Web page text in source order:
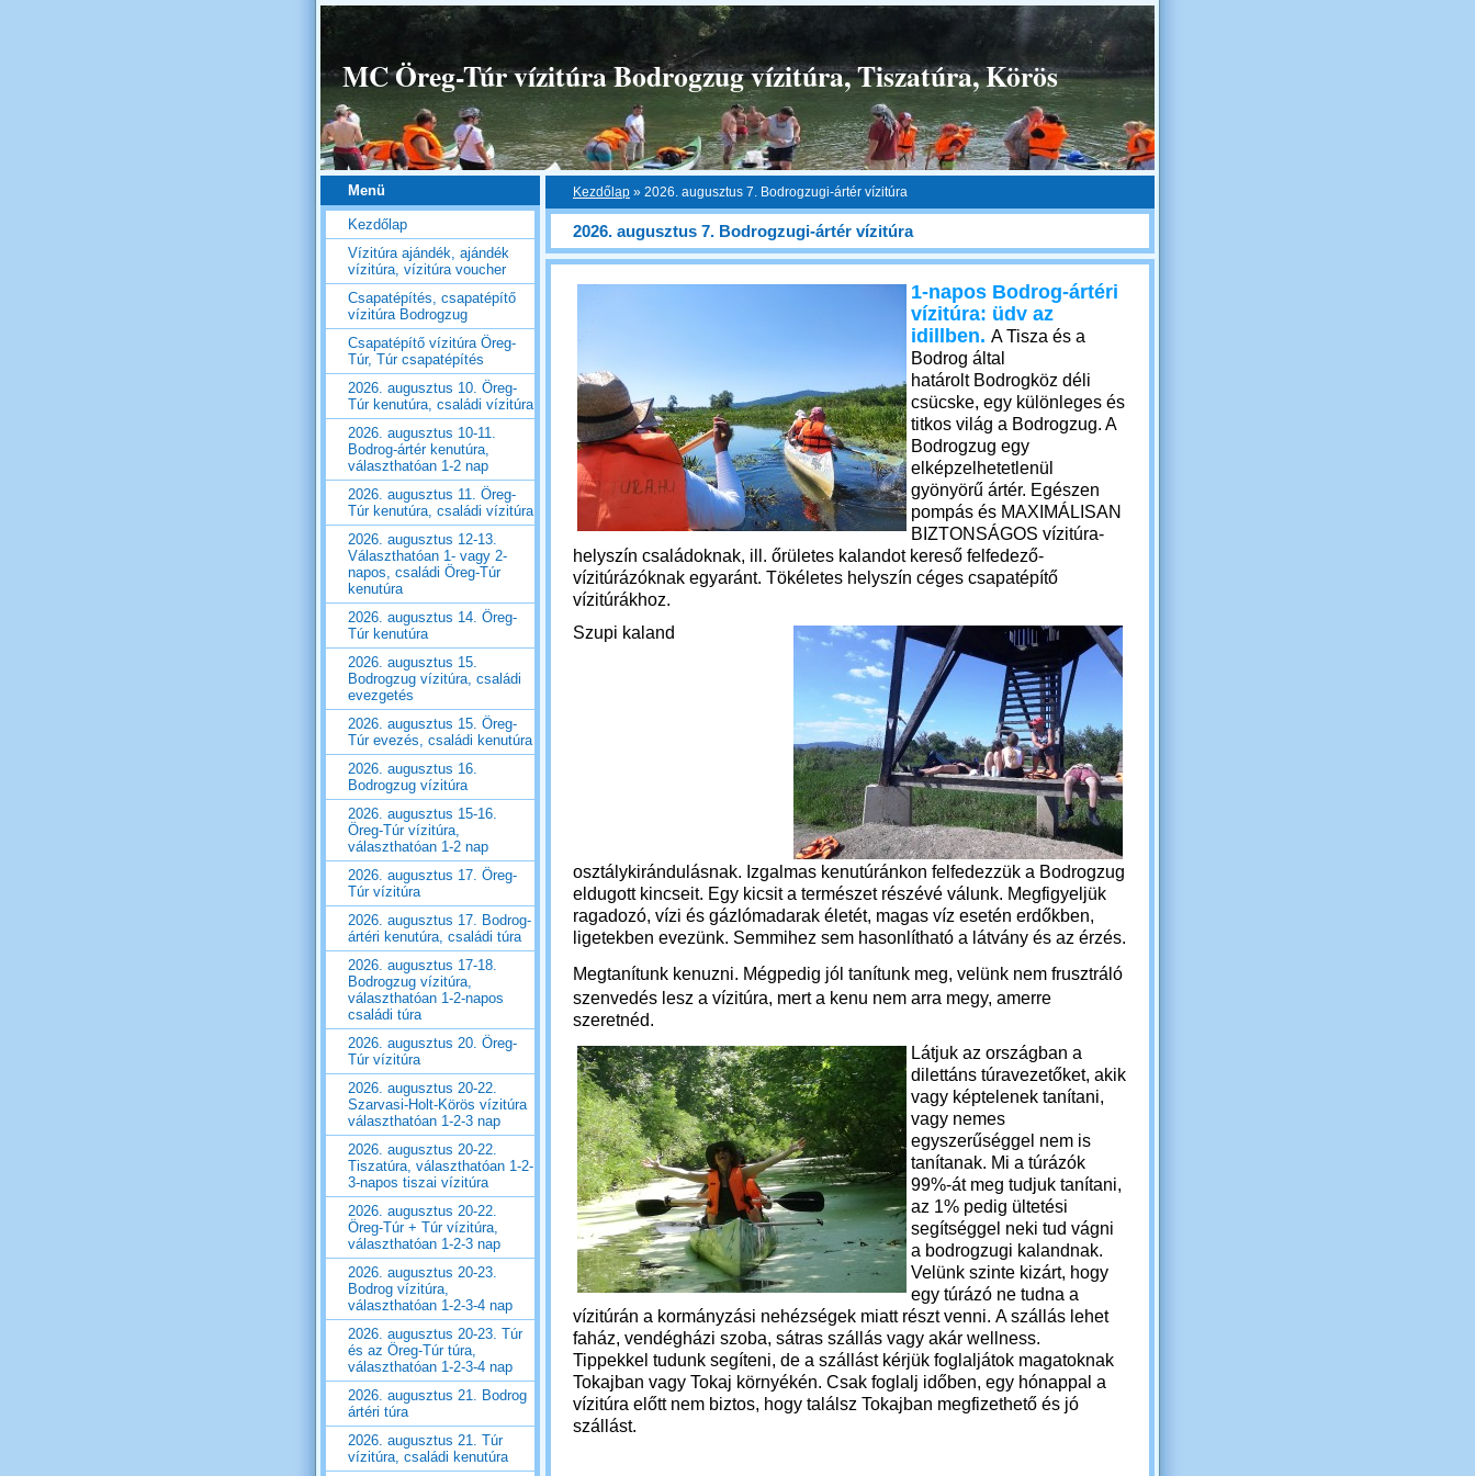
MC Öreg-Túr vízitúra Bodrogzug vízitúra, Tiszatúra, Körös
Kezdőlap » 2026. augusztus 7. Bodrogzugi-ártér vízitúra
2026. augusztus 7. Bodrogzugi-ártér vízitúra
1-napos Bodrog-ártéri
vízitúra: üdv az
idillben. A Tisza és a
Bodrog által
határolt Bodrogköz déli
csücske, egy különleges és
titkos világ a Bodrogzug. A
Bodrogzug egy
elképzelhetetlenül
gyönyörű ártér. Egészen
pompás és MAXIMÁLISAN
BIZTONSÁGOS vízitúra-
helyszín családoknak, ill. őrületes kalandot kereső felfedező-
vízitúrázóknak egyaránt. Tökéletes helyszín céges csapatépítő
vízitúrákhoz.
Szupi kaland
osztálykirándulásnak. Izgalmas kenutúránkon felfedezzük a Bodrogzug
eldugott kincseit. Egy kicsit a természet részévé válunk. Megfigyeljük
ragadozó, vízi és gázlómadarak életét, magas víz esetén erdőkben,
ligetekben evezünk. Semmihez sem hasonlítható a látvány és az érzés.
Megtanítunk kenuzni. Mégpedig jól tanítunk meg, velünk nem frusztráló
szenvedés lesz a vízitúra, mert a kenu nem arra megy, amerre
szeretnéd.
Látjuk az országban a
dilettáns túravezetőket, akik
vagy képtelenek tanítani,
vagy nemes
egyszerűséggel nem is
tanítanak. Mi a túrázók
99%-át meg tudjuk tanítani,
az 1% pedig ültetési
segítséggel neki tud vágni
a bodrogzugi kalandnak.
Velünk szinte kizárt, hogy
egy túrázó ne tudna a
vízitúrán a kormányzási nehézségek miatt részt venni. A szállás lehet
faház, vendégházi szoba, sátras szállás vagy akár wellness.
Tippekkel tudunk segíteni, de a szállást kérjük foglaljátok magatoknak
Tokajban vagy Tokaj környékén. Csak foglalj időben, egy hónappal a
vízitúra előtt nem biztos, hogy találsz Tokajban megfizethető és jó
szállást.
Menü
Kezdőlap
Vízitúra ajándék, ajándék
vízitúra, vízitúra voucher
Csapatépítés, csapatépítő
vízitúra Bodrogzug
Csapatépítő vízitúra Öreg-
Túr, Túr csapatépítés
2026. augusztus 10. Öreg-
Túr kenutúra, családi vízitúra
2026. augusztus 10-11.
Bodrog-ártér kenutúra,
választhatóan 1-2 nap
2026. augusztus 11. Öreg-
Túr kenutúra, családi vízitúra
2026. augusztus 12-13.
Választhatóan 1- vagy 2-
napos, családi Öreg-Túr
kenutúra
2026. augusztus 14. Öreg-
Túr kenutúra
2026. augusztus 15.
Bodrogzug vízitúra, családi
evezgetés
2026. augusztus 15. Öreg-
Túr evezés, családi kenutúra
2026. augusztus 16.
Bodrogzug vízitúra
2026. augusztus 15-16.
Öreg-Túr vízitúra,
választhatóan 1-2 nap
2026. augusztus 17. Öreg-
Túr vízitúra
2026. augusztus 17. Bodrog-
ártéri kenutúra, családi túra
2026. augusztus 17-18.
Bodrogzug vízitúra,
választhatóan 1-2-napos
családi túra
2026. augusztus 20. Öreg-
Túr vízitúra
2026. augusztus 20-22.
Szarvasi-Holt-Körös vízitúra
választhatóan 1-2-3 nap
2026. augusztus 20-22.
Tiszatúra, választhatóan 1-2-
3-napos tiszai vízitúra
2026. augusztus 20-22.
Öreg-Túr + Túr vízitúra,
választhatóan 1-2-3 nap
2026. augusztus 20-23.
Bodrog vízitúra,
választhatóan 1-2-3-4 nap
2026. augusztus 20-23. Túr
és az Öreg-Túr túra,
választhatóan 1-2-3-4 nap
2026. augusztus 21. Bodrog
ártéri túra
2026. augusztus 21. Túr
vízitúra, családi kenutúra